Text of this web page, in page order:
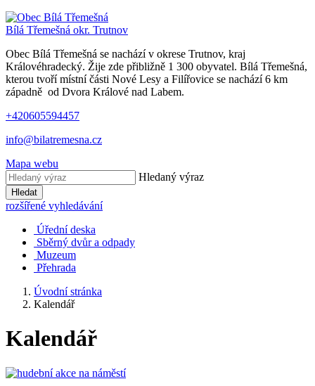
Bílá Třemešná okr. Trutnov
Obec Bílá Třemešná se nachází v okrese Trutnov, kraj
Královéhradecký. Žije zde přibližně 1 300 obyvatel. Bílá Třemešná,
kterou tvoří místní části Nové Lesy a Filířovice se nachází 6 km
západně od Dvora Králové nad Labem.
+420605594457
info@bilatremesna.cz
Mapa webu
Hledaný výraz
Hledat
rozšířené vyhledávání
Úřední deska
Sběrný dvůr a odpady
Muzeum
Přehrada
Úvodní stránka
Kalendář
Kalendář